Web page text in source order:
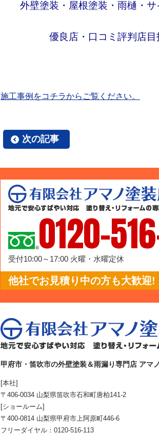
外壁塗装・屋根塗装・雨樋・サ
優良店・口コミ評判店目指
施工事例をコチラからご覧ください。
次の記事
0120-
受付10:00～17:00 火曜・水曜定休
他社でお見積り中の方も大歓迎
甲府市・笛吹市の外壁塗装＆雨漏り専門店 アマ
[本社]
〒406-0034 山梨県笛吹市石和町唐柏141-2
[ショールーム]
〒400-0814 山梨県甲府市上阿原町446-6
フリーダイヤル： 0120-516-113